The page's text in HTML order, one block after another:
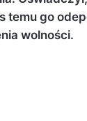
go
wolności.